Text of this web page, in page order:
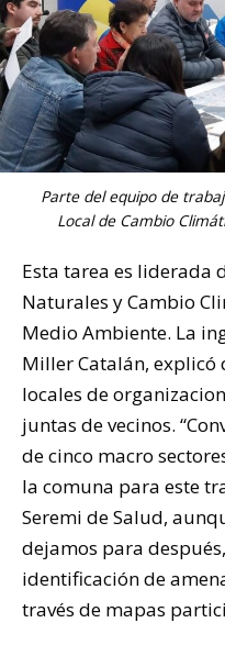
Parte del equipo de
Local de Cambio
Esta tarea es liderada
Naturales y Cambio
Medio Ambiente. La
Miller Catalán, explicó
locales de
juntas de vecinos.
de cinco macro
la comuna para este
Seremi de Salud,
dejamos para
identificación de
través de mapas